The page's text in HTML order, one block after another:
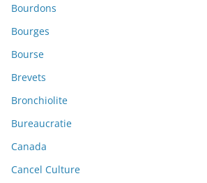
Bourdons
Bourges
Bourse
Brevets
Bronchiolite
Bureaucratie
Canada
Cancel Culture